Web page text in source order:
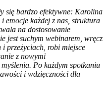
się bardzo efektywne: Karolina
emocje każdej z nas, struktura
na dostosowanie
jest suchym webinarem, wręcz
przeżyciach, robi miejsce
z nowymi
Po każdym spotkaniu
i wdzięczności dla